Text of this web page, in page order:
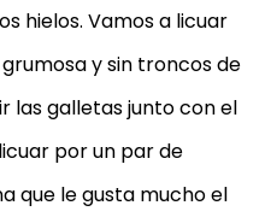
hielos. Vamos a licuar
y sin troncos de
las galletas junto con el
por un par de
que le gusta mucho el